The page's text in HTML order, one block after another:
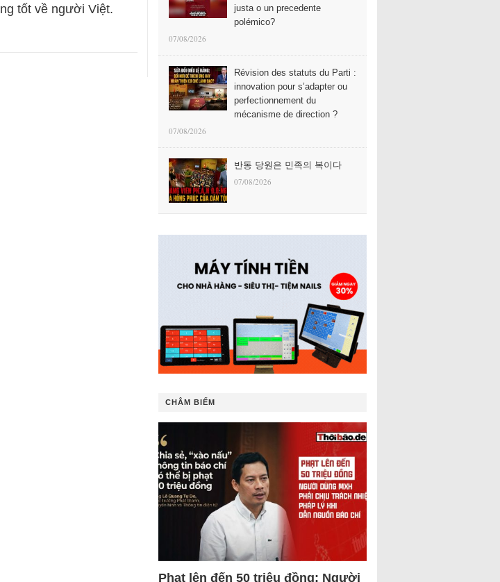
tốt về người Việt.
justa o un precedente
polémico?
07/08/2026
Révision des statuts du Parti :
innovation pour s’adapter ou
perfectionnement du
mécanisme de direction ?
07/08/2026
반동 당원은 민족의 복이다
07/08/2026
CHÂM BIẾM
Phạt lên đến 50 triệu đồng: Người